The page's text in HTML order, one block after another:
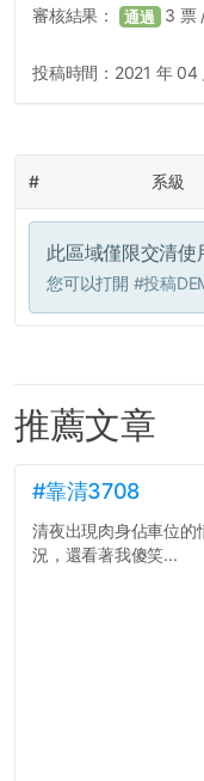
審核結果： 通過 3 票
投稿時間： 2021 年 04
# 系級
此區域僅限交清使
您可以打開 #投稿
推薦文章
#靠清3708
清夜出現肉身佔車位的
況，還看著我傻笑...